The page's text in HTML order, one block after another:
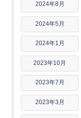
2024年8月
2024年5月
2024年1月
2023年10月
2023年7月
2023年3月